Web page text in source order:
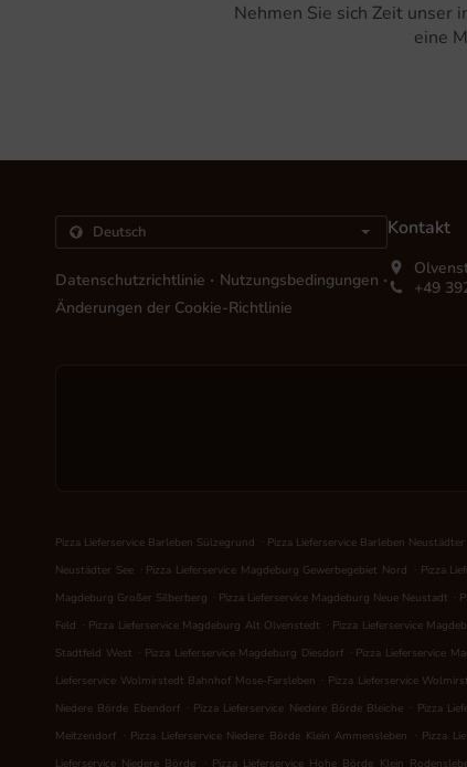
Nehmen Sie sich Zeit unser
eine
Datenschutzrichtlinie . Nutzungsbedingungen .
Änderungen der Cookie-Richtlinie
Kontakt
+49
Pizza Lieferservice Barleben Sülzegrund . Pizza Lieferservice Barleben Neustädter
Neustädter See . Pizza Lieferservice Magdeburg Gewerbegebiet Nord . Pizza
Magdeburg Großer Silberberg . Pizza Lieferservice Magdeburg Neue Neustadt .
Feld . Pizza Lieferservice Magdeburg Alt Olvenstedt . Pizza Lieferservice
Stadtfeld West . Pizza Lieferservice Magdeburg Diesdorf . Pizza Lieferservice
Lieferservice Wolmirstedt Bahnhof Mose-Farsleben . Pizza Lieferservice
Niedere Börde Ebendorf . Pizza Lieferservice Niedere Börde Bleiche . Pizza
Meitzendorf . Pizza Lieferservice Niedere Börde Klein Ammensleben . Pizza
Lieferservice Niedere Börde
. Pizza Lieferservice Hohe Börde Klein